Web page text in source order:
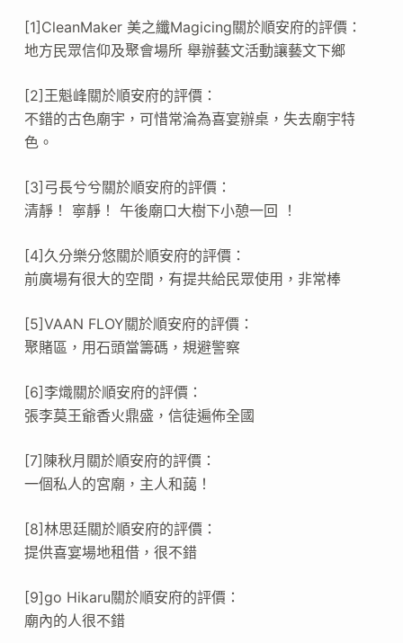
[1]CleanMaker 美之纖Magicing關於順安府的評價：
地方民眾信仰及聚會場所 舉辦藝文活動讓藝文下鄉
[2]王魁峰關於順安府的評價：
不錯的古色廟宇，可惜常淪為喜宴辦桌，失去廟宇特
色。
[3]弓長兮兮關於順安府的評價：
清靜！ 寧靜！ 午後廟口大樹下小憩一回 ！
[4]久分樂分悠關於順安府的評價：
前廣場有很大的空間，有提共給民眾使用，非常棒
[5]VAAN FLOY關於順安府的評價：
聚賭區，用石頭當籌碼，規避警察
[6]李熾關於順安府的評價：
張李莫王爺香火鼎盛，信徒遍佈全國
[7]陳秋月關於順安府的評價：
一個私人的宮廟，主人和藹！
[8]林思廷關於順安府的評價：
提供喜宴場地租借，很不錯
[9]go Hikaru關於順安府的評價：
廟內的人很不錯